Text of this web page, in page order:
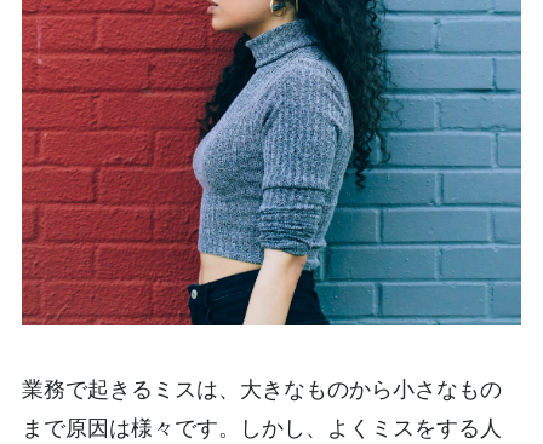
業務で起きるミスは、大きなものから小さなもの
まで原因は様々です。しかし、よくミスをする人